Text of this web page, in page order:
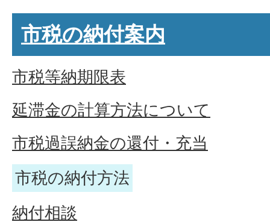
市税の納付案内
市税等納期限表
延滞金の計算方法について
市税過誤納金の還付・充当
市税の納付方法
納付相談